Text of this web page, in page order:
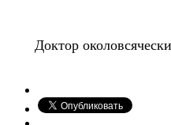
Доктор